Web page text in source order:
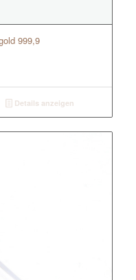
999,9
Details anzeigen